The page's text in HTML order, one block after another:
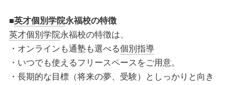
■英才個別学院永福校の特徴
英才個別学院永福校の特徴は、
・オンラインも通塾も選べる個別指導
・いつでも使えるフリースペースをご用意。
・長期的な目標（将来の夢、受験）としっかりと向き